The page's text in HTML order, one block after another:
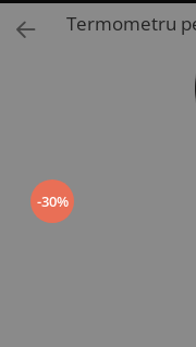
Suplimente nutritive
Intretinere ongloane vaci
Standuri trimaj ongloane
Bandaje si pansamente
Discuri trimaj ongloane
Ingrijire si tratament
Termometru
-30%